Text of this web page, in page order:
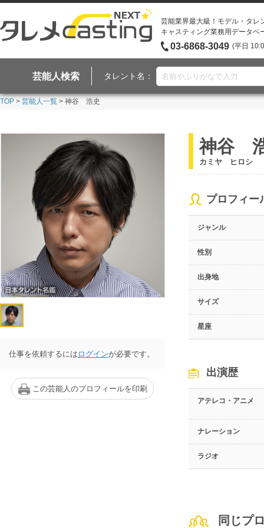
芸能業界最大級！モデル・タレ
キャスティング業務用データベ
03-6868-3049 (平日
芸能人検索 タレント名：
TOP > 芸能人一覧 > 神谷 浩史
仕事を依頼するには ログインが必要です。
この芸能人のプロフィールを印刷
神谷
カミヤ ヒロシ
プロフィー
ジャンル
性別
出身地
サイズ
星座
出演歴
アテレコ・アニメ
ナレーション
ラジオ
同じプ